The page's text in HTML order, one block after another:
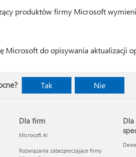
produktów firmy Microsoft
Microsoft do opisywania aktualizacji
Tak Nie
Dla firm
Microsoft AI
Rozwiązania zabezpieczające firmy